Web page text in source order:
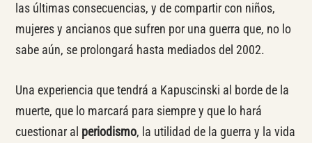
las últimas consecuencias, y de compartir con niños,
mujeres y ancianos que sufren por una guerra que, no lo
sabe aún, se prolongará hasta mediados del 2002.
Una experiencia que tendrá a Kapuscinski al borde de la
muerte, que lo marcará para siempre y que lo hará
cuestionar al periodismo, la utilidad de la guerra y la vida